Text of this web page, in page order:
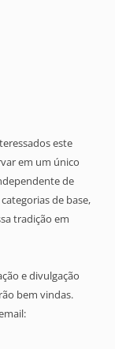
este
em um único
de
de base,
tradição em
e divulgação
bem vindas.